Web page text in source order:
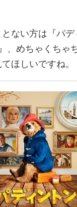
ない方は『パデ
、めちゃくちゃ
ほしいですね。